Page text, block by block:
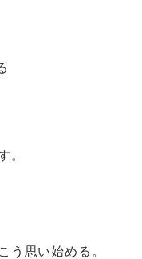
。
う思い始める。